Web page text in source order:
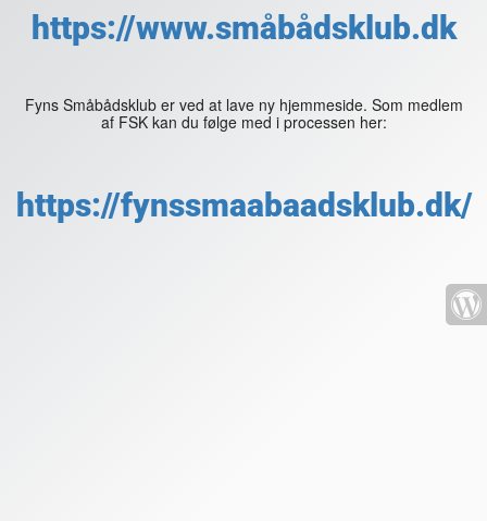
https://www.småbådsklub.dk
Fyns Småbådsklub er ved at lave ny hjemmeside. Som medlem
af FSK kan du følge med i processen her:
https://fynssmaabaadsklub.dk/